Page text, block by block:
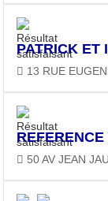
PATRICK ET
13 RUE
50 AV JEAN